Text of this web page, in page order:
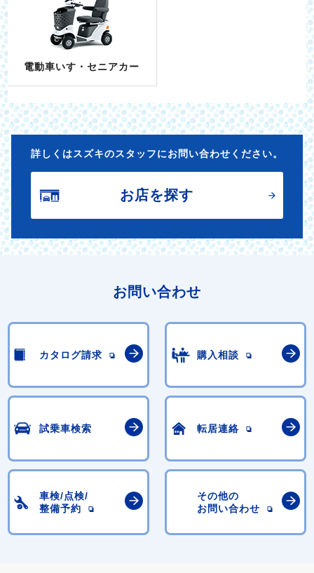
電動車いす・セニアカー
詳しくはスズキのスタッフにお問い合わせください。
お店を探す
お問い合わせ
カタログ請求 購入相談
試乗車検索 転居連絡
車検/点検/
整備予約
その他の
お問い合わせ